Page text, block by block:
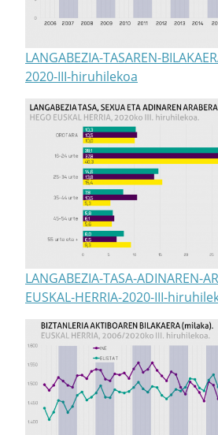
LANGABEZIA-TASAREN-
2020-III-hiruhilekoa
LANGABEZIA-TASA-ADINAREN-
EUSKAL-HERRIA-2020-III-